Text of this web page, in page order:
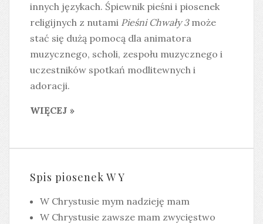
innych językach. Śpiewnik pieśni i piosenek
religijnych z nutami Pieśni Chwały 3może
stać się dużą pomocą dla animatora
muzycznego, scholi, zespołu muzycznego i
uczestników spotkań modlitewnych i
adoracji.
WIĘCEJ »
Spis piosenek W Y
W Chrystusie mym nadzieję mam
W Chrystusie zawsze mam zwycięstwo